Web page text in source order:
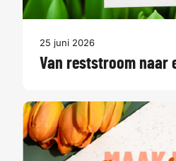
25 juni 2026
Van reststroom naar